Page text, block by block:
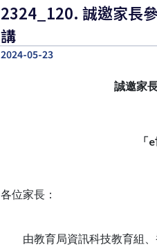
2324_120. 誠邀家長
講
2024-05-23
誠邀家
「e
各位家長：
由教育局資訊科技教育組、